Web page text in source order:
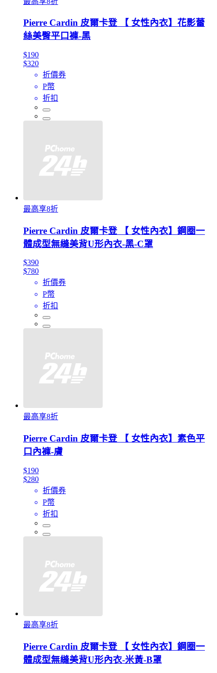
Pierre Cardin 皮爾卡登 【 女性內衣】花影蕾
絲美臀平口褲-黑
$190
$320
折價券
P幣
折扣
最高享8折
Pierre Cardin 皮爾卡登 【 女性內衣】鋼圈一
體成型無縫美背U形內衣-黑-C罩
$390
$780
折價券
P幣
折扣
最高享8折
Pierre Cardin 皮爾卡登 【 女性內衣】素色平
口內褲-膚
$190
$280
折價券
P幣
折扣
最高享8折
Pierre Cardin 皮爾卡登 【 女性內衣】鋼圈一
體成型無縫美背U形內衣-米黃-B罩